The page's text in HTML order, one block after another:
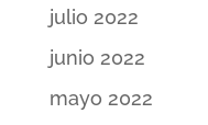
julio 2022
junio 2022
mayo 2022